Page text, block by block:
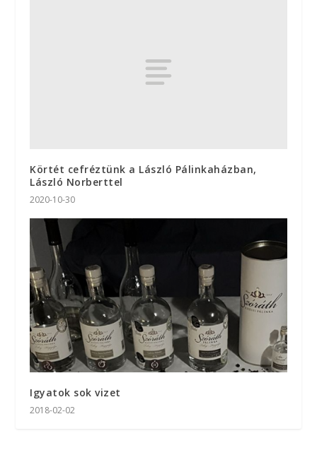
Körtét cefréztünk a László Pálinkaházban,
László Norberttel
2020-10-30
Igyatok sok vizet
2018-02-02